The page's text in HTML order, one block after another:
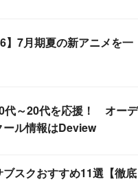
】7月期夏の新アニメを一
代～20代を応援！ オーデ
ール情報はDeview
スクおすすめ11選【徹底